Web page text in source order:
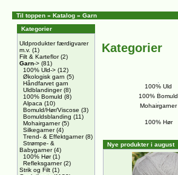
Til toppen » Katalog » Garn
Kategorier
Uldprodukter færdigvarer
m.v. (1)
Filt & Karteflor(2)
Garn-> (81)
100% Uld-> (12)
Økologisk garn (5)
Håndfarvet garn
Uldblandinger(8)
100% Bomuld (8)
Alpaca (10)
Bomuld/Hør/Viscose (3)
Bomuldsblanding (11)
Mohairgarner(5)
Silkegarner(4)
Trend- & Effektgarner(8)
Strømpe- &
Babygarner(4)
100% Hør(1)
Refleksgarner(2)
Strik og Filt (1)
Kategorier
100% Uld
100% Bomuld
Mohairgarner
100% Hør
Nye produkter i august